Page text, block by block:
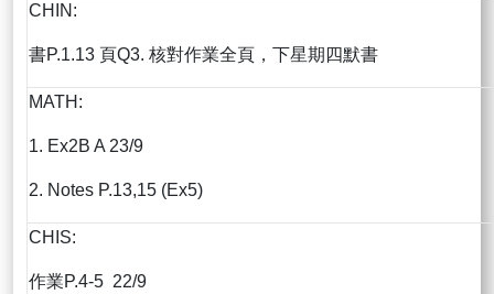
CHIN:
書P.1.13 頁Q3. 核對作業全頁，下星期四默書
MATH:
1. Ex2B A 23/9
2. Notes P.13,15 (Ex5)
CHIS:
作業P.4-5 22/9